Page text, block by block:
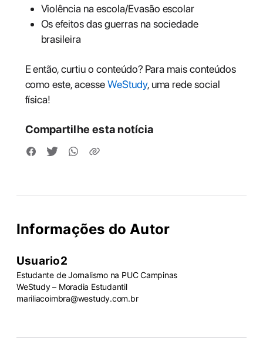
Violência na escola/Evasão escolar
Os efeitos das guerras na sociedade
brasileira
E então, curtiu o conteúdo? Para mais conteúdos
como este, acesseWeStudy, uma rede social
física!
Compartilhe esta notícia
Informações do Autor
Usuario2
Estudante de Jornalismo na PUC Campinas
WeStudy – Moradia Estudantil
mariliacoimbra@westudy.com.br